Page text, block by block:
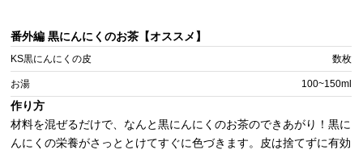
番外編 黒にんにくのお茶【オススメ】
KS黒にんにくの皮 数枚
お湯 100~150ml
作り方
材料を混ぜるだけで、なんと黒にんにくのお茶のできあがり！黒に
んにくの栄養がさっととけてすぐに色づきます。皮は捨てずに有効